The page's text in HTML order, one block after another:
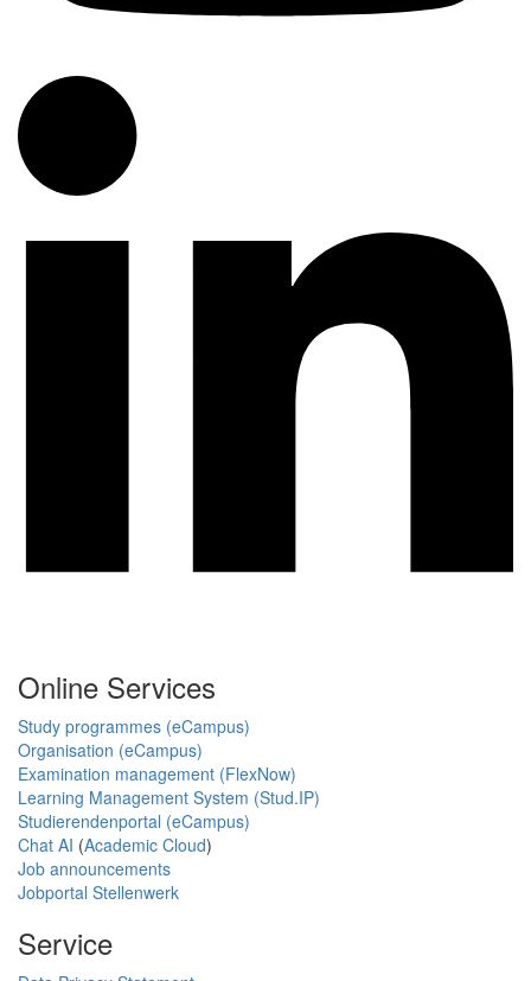
Online Services
Study programmes (eCampus)
Organisation (eCampus)
Examination management (FlexNow)
Learning Management System (Stud.IP)
Studierendenportal (eCampus)
Chat AI (Academic Cloud)
Job announcements
Jobportal Stellenwerk
Service